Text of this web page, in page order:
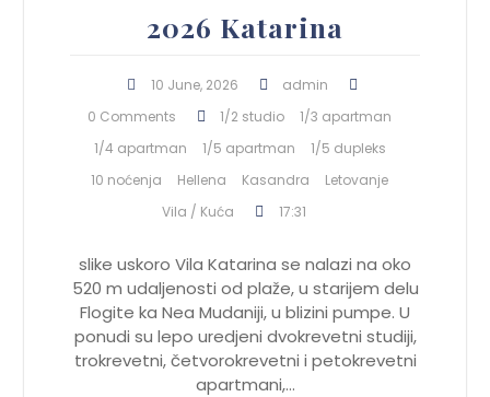
2026 Katarina
10 June, 2026
admin
0 Comments
1/2 studio
1/3 apartman
1/4 apartman
1/5 apartman
1/5 dupleks
10 noćenja
Hellena Kasandra
Letovanje
Vila / Kuća
17:31
slike uskoro Vila Katarina se nalazi na oko
520 m udaljenosti od plaže, u starijem delu
Flogite ka Nea Mudaniji, u blizini pumpe. U
ponudi su lepo uredjeni dvokrevetni studiji,
trokrevetni, četvorokrevetni i petokrevetni
apartmani,…